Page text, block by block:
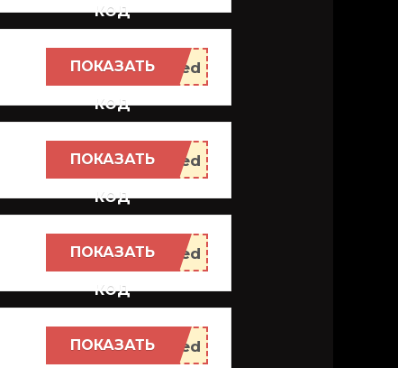
КОД
ПОКАЗАТЬ
КОД
ПОКАЗАТЬ
КОД
ПОКАЗАТЬ
КОД
ПОКАЗАТЬ